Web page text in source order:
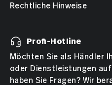
Rechtliche Hinweise
Profi-Hotline
Möchten Sie als Händler
oder Dienstleistungen
haben Sie Fragen? Wir